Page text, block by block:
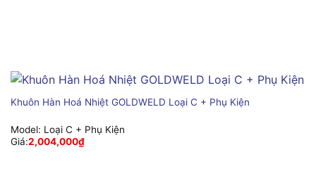
Khuôn Hàn Hoá Nhiệt GOLDWELD Loại C + Phụ Kiện
Model: Loại C + Phụ Kiện
Giá:2,004,000₫